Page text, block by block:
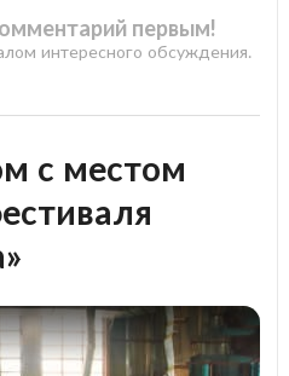
первым!
интересного обсуждения.
с местом